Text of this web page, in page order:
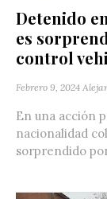
Detenido
es
control
Febrero 9, 2024
En una acción
nacionalidad
sorprendido